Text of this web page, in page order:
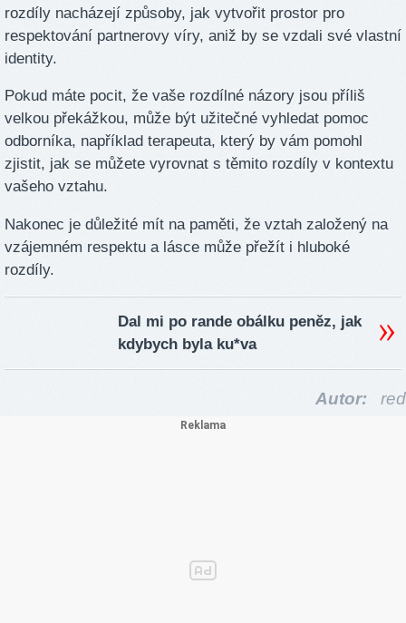
rozdíly nacházejí způsoby, jak vytvořit prostor pro
respektování partnerovy víry, aniž by se vzdali své vlastní
identity.
Pokud máte pocit, že vaše rozdílné názory jsou příliš
velkou překážkou, může být užitečné vyhledat pomoc
odborníka, například terapeuta, který by vám pomohl
zjistit, jak se můžete vyrovnat s těmito rozdíly v kontextu
vašeho vztahu.
Nakonec je důležité mít na paměti, že vztah založený na
vzájemném respektu a lásce může přežít i hluboké
rozdíly.
Dal mi po rande obálku peněz, jak
kdybych byla ku*va
Autor: red